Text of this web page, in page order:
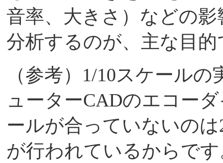
音率、大きさ）などの
分析するのが、主な目
（参考）1/10スケール
ューターCADのエコー
ールが合っていないの
が行われているからで